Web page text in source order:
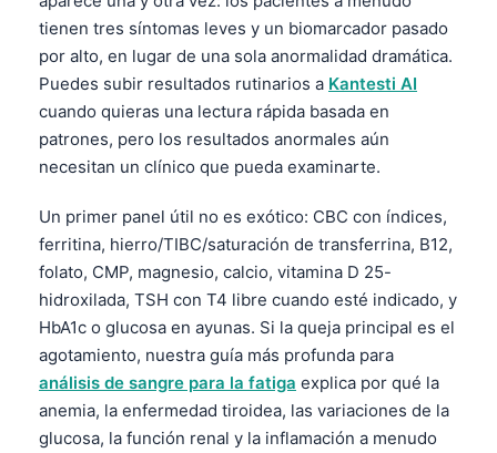
tienen tres síntomas leves y un biomarcador pasado
por alto, en lugar de una sola anormalidad dramática.
Puedes subir resultados rutinarios a Kantesti AI
cuando quieras una lectura rápida basada en
patrones, pero los resultados anormales aún
necesitan un clínico que pueda examinarte.
Un primer panel útil no es exótico: CBC con índices,
ferritina, hierro/TIBC/saturación de transferrina, B12,
folato, CMP, magnesio, calcio, vitamina D 25-
hidroxilada, TSH con T4 libre cuando esté indicado, y
HbA1c o glucosa en ayunas. Si la queja principal es el
agotamiento, nuestra guía más profunda para
análisis de sangre para la fatiga explica por qué la
anemia, la enfermedad tiroidea, las variaciones de la
glucosa, la función renal y la inflamación a menudo